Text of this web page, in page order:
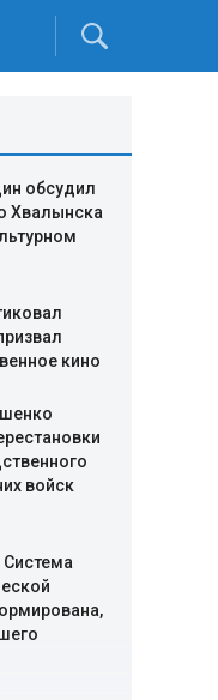
обсудил
Хвалынска
кино
войск
Система